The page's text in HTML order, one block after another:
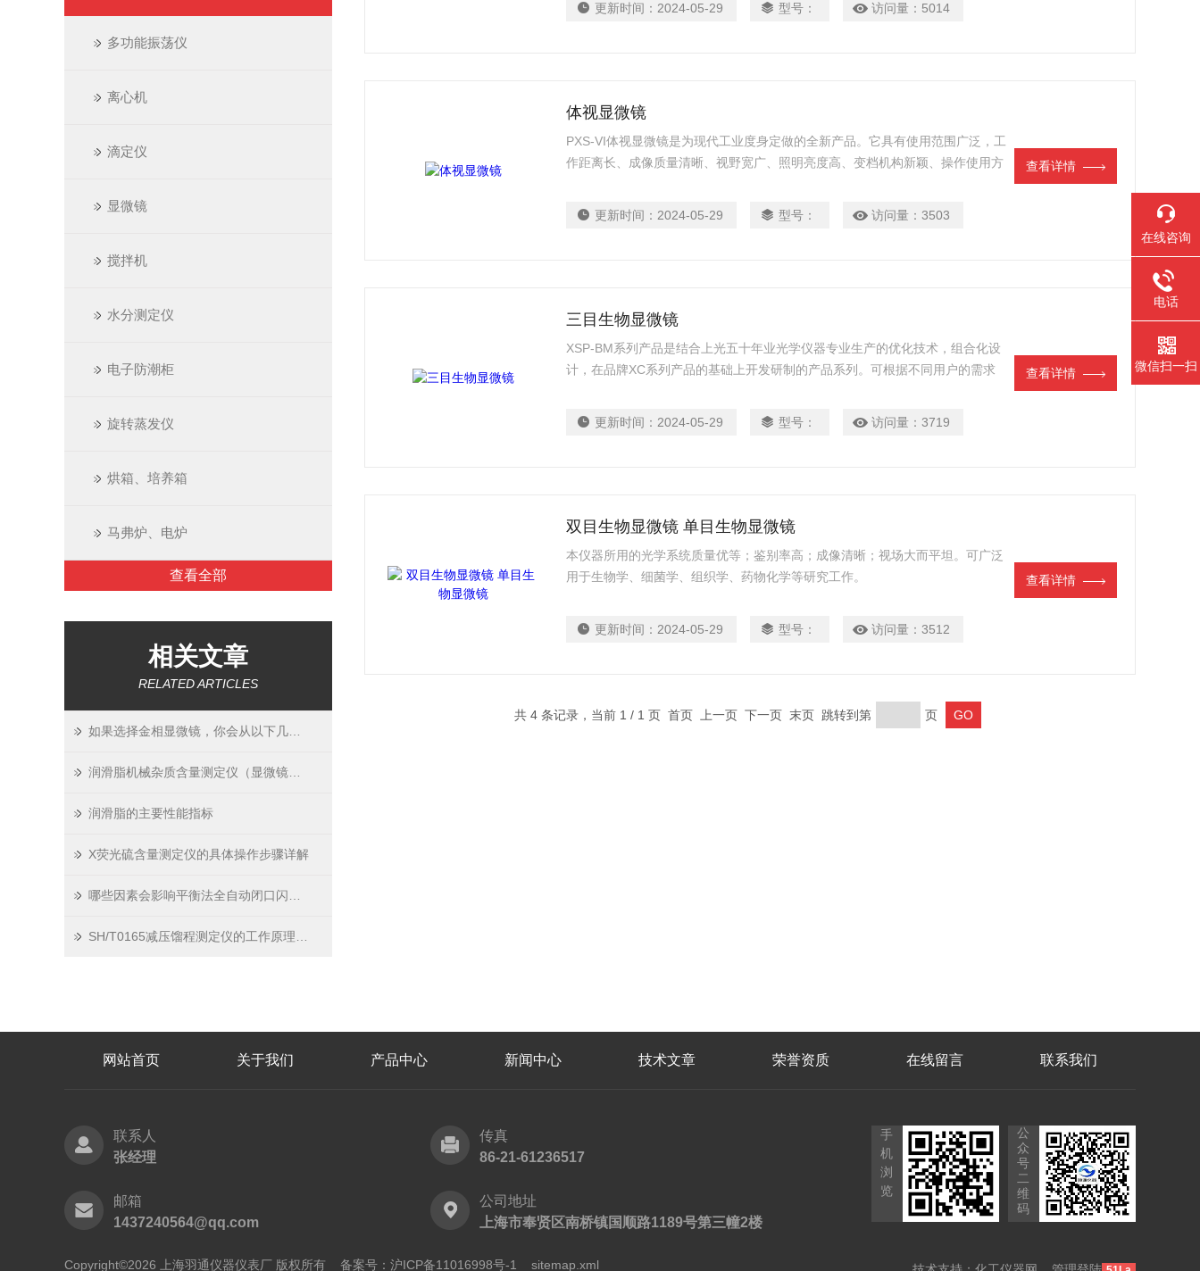
多功能振荡仪
离心机
滴定仪
显微镜
搅拌机
水分测定仪
电子防潮柜
旋转蒸发仪
烘箱、培养箱
马弗炉、电炉
查看全部
相关文章
RELATED ARTICLES
润滑脂的主要性能指标
X荧光硫含量测定仪的具体操作步骤详解
更新时间： 2024-05-29 型号： 访问量： 5014
体视显微镜
PXS-VI体视显微镜是为现代工业度身定做的全新产品。它具有使用范围广泛，工
作距离长、成像质量清晰、视野宽广、照明亮度高、变档机构新颖、操作使用方
更新时间： 2024-05-29 型号： 访问量：3503
查看详情
三目生物显微镜
XSP-BM系列产品是结合上光五十年业光学仪器专业生产的优化技术，组合化设
计，在品牌XC系列产品的基础上开发研制的产品系列。可根据不同用户的需求
更新时间： 2024-05-29 型号： 访问量：3719
查看详情
双目生物显微镜 单目生物显微镜
本仪器所用的光学系统质量优等；鉴别率高；成像清晰；视场大而平坦。可广泛
用于生物学、细菌学、组织学、药物化学等研究工作。
更新时间： 2024-05-29 型号： 访问量：3512
查看详情
共 4 条记录，当前 1 / 1 页 首页 上一页 下一页 末页 跳转到第 页
网站首页 关于我们 产品中心 新闻中心 技术文章 荣誉资质 在线留言 联系我们
联系人
张经理
传真
86-21-61236517
邮箱
1437240564@qq.com
公司地址
上海市奉贤区南桥镇国顺路1189号第三幢2楼
手
机
浏
览
公
众
号
二
维
码
Copyright©2026 上海羽通仪器仪表厂 版权所有 备案号：沪ICP备11016998号-1 sitemap.xml
在线咨询
电话
微信扫一扫